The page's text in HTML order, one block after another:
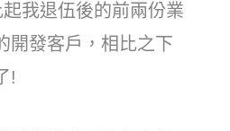
我退伍後的前兩份業
開發客戶，相比之下
!